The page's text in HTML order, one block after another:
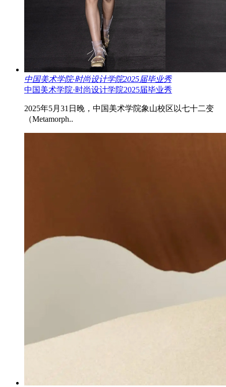
中国美术学院·时尚设计学院2025届毕业秀
中国美术学院·时尚设计学院2025届毕业秀
2025年5月31日晚，中国美术学院象山校区以七十二变
（Metamorph..